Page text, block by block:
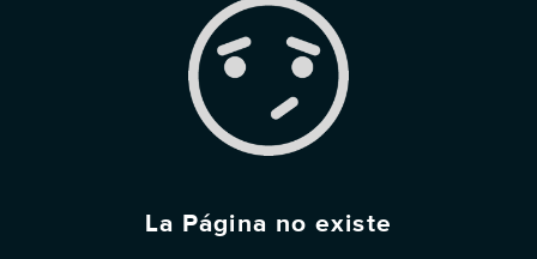
La Página no existe